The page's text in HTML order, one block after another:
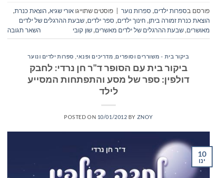
פורסם בספרות ילדים, ספרות נוער פוסטים שתוייגו אורי שגיא,הוצאת כנרת,
הוצאת כנרת זמורה ביתן, חינוך ילדים, ספר ילדים,שבעת ההרגלים של ילדים
מאושרים,שבעת ההרגלים של ילדים מאשרים,שון קובי השאר תגובה
ביקור בית - משוררים וסופרים מדריכים ופנאי ספרות ילדים ונוער
ביקור בית עם הסופר ד"ר חן נרדי: לחבק
דולפין: ספר של מסע והתפתחות המסייע
לילד
POSTED ON 10/01/2012 BY ZNOY
10
ינו